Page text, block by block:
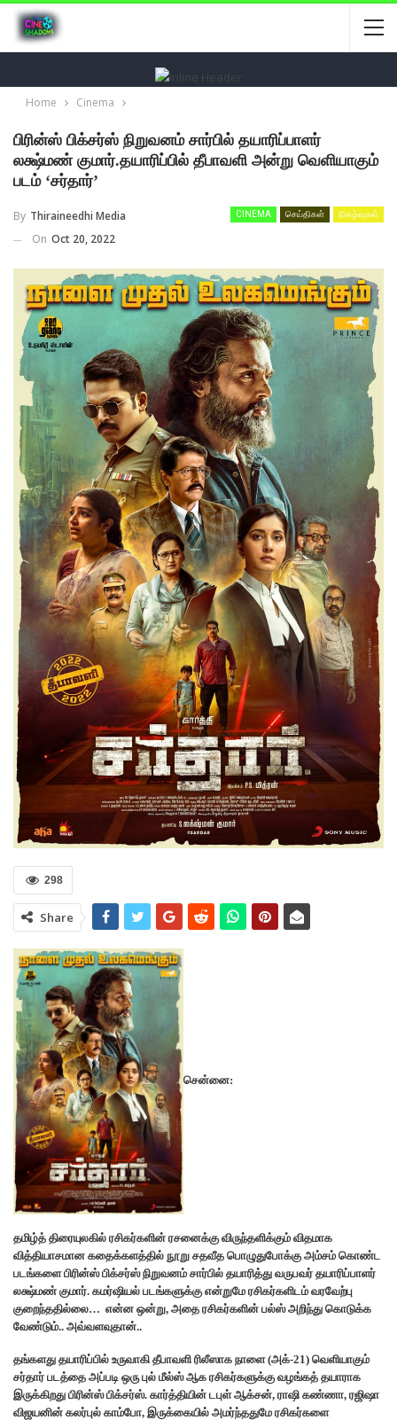
Home Cinema
பிரின்ஸ் பிக்சர்ஸ் நிறுவனம் சார்பில் தயாரிப்பாளர்
லக்ஷ்மண் குமார்.தயாரிப்பில் தீபாவளி அன்று வெளியாகும்
படம் ‘சர்தார்’
CINEMA செய்திகள் நிகழ்வுகள்
By Thiraineedhi Media
On Oct 20, 2022
298
Share
சென்னை:
தமிழ்த் திரையுலகில் ரசிகர்களின் ரசனைக்கு விருந்தளிக்கும் விதமாக
வித்தியாசமான கதைக்களத்தில் நூறு சதவீத பொழுதுபோக்கு அம்சம் கொண்ட
படங்களை பிரின்ஸ் பிக்சர்ஸ் நிறுவனம் சார்பில் தயாரித்து வருபவர் தயாரிப்பாளர்
லக்ஷ்மண் குமார். கமர்ஷியல் படங்களுக்கு என்றுமே ரசிகர்களிடம் வரவேற்பு
குறைந்ததில்லை… என்ன ஒன்று, அதை ரசிகர்களின் பல்ஸ் அறிந்து கொடுக்க
வேண்டும்.. அவ்வளவுதான்..
தங்களது தயாரிப்பில் உருவாகி தீபாவளி ரிலீஸாக நாளை (அக்-21) வெளியாகும்
சர்தார் படத்தை அப்படி ஒரு புல் மீல்ஸ் ஆக ரசிகர்களுக்கு வழங்கத் தயாராக
இருக்கிறது பிரின்ஸ் பிக்சர்ஸ். கார்த்தியின் டபுள் ஆக்சன், ராஷி கண்ணா, ரஜிஷா
விஜயனின் கலர்புல் காம்போ, இருக்கையில் அமர்ந்ததுமே ரசிகர்களை